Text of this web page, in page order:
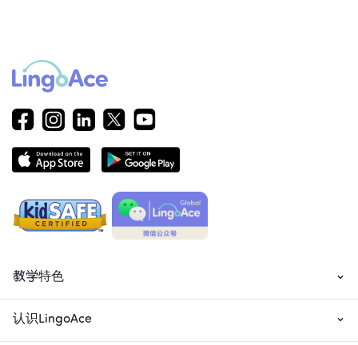
教学特色
认识LingoAce